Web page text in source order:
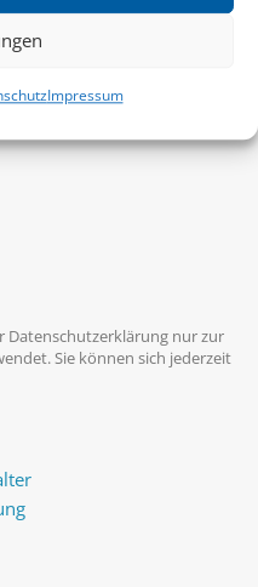
Impressum
Datenschutzerklärung nur zur
Sie können sich jederzeit